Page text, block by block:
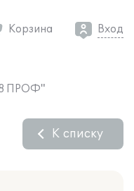
Корзина Вход
8 ПРОФ"
К списку